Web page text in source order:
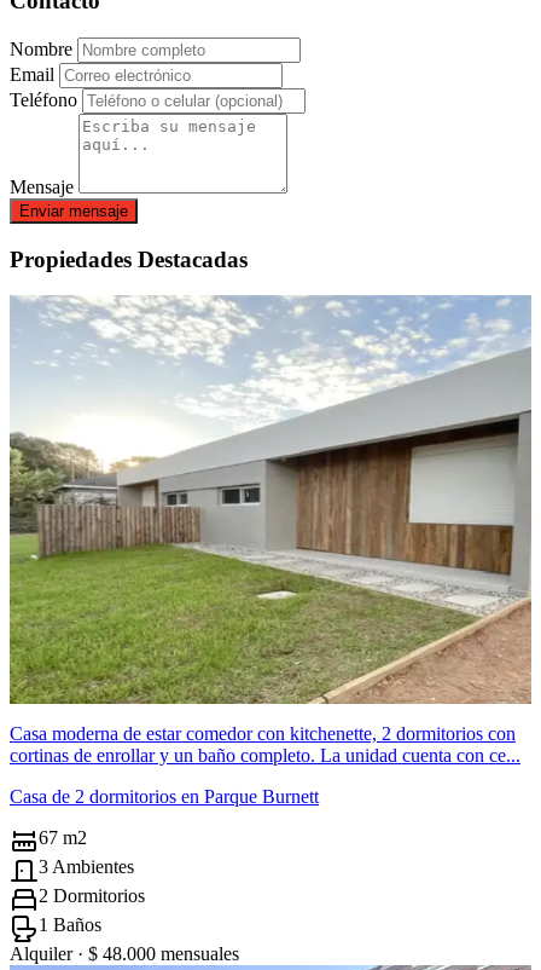
Nombre
Email
Teléfono
Mensaje
Enviar mensaje
Propiedades Destacadas
Casa moderna de estar comedor con kitchenette, 2 dormitorios con
cortinas de enrollar y un baño completo. La unidad cuenta con ce...
Casa de 2 dormitorios en Parque Burnett
67 m2
3 Ambientes
2 Dormitorios
1 Baños
Alquiler · $ 48.000 mensuales